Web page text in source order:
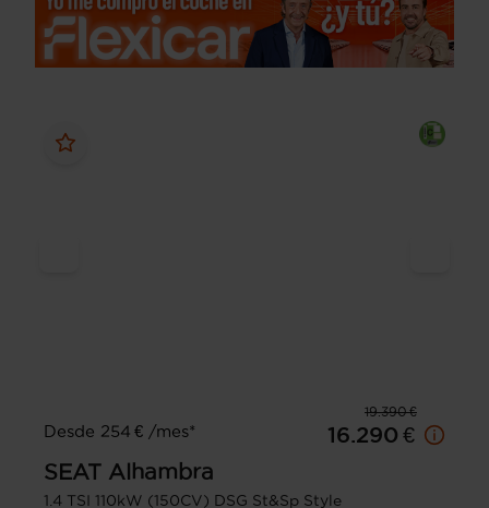
19.390 €
Desde 254 € /mes*
16.290 €
SEAT Alhambra
1.4 TSI 110kW (150CV) DSG St&Sp Style